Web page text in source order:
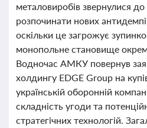
металовиробів звернулися
розпочинати нових
оскільки це загрожує
монопольне становище
Водночас АМКУ повернув
холдингу EDGE Group на
українській оборонній
складність угоди та
стратегічних технологій.